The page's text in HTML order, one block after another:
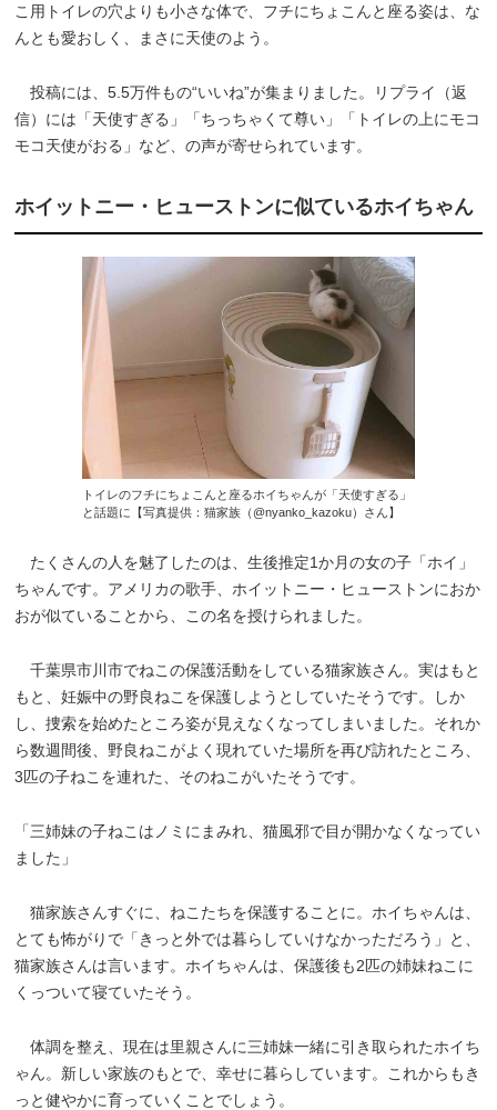
こ用トイレの穴よりも小さな体で、フチにちょこんと座る姿は、な
んとも愛おしく、まさに天使のよう。
投稿には、5.5万件もの“いいね”が集まりました。リプライ（返
信）には「天使すぎる」「ちっちゃくて尊い」「トイレの上にモコ
モコ天使がおる」など、の声が寄せられています。
ホイットニー・ヒューストンに似ているホイちゃん
トイレのフチにちょこんと座るホイちゃんが「天使すぎる」
と話題に【写真提供：猫家族（@nyanko_kazoku）さん】
たくさんの人を魅了したのは、生後推定1か月の女の子「ホイ」
ちゃんです。アメリカの歌手、ホイットニー・ヒューストンにおか
おが似ていることから、この名を授けられました。
千葉県市川市でねこの保護活動をしている猫家族さん。実はもと
もと、妊娠中の野良ねこを保護しようとしていたそうです。しか
し、捜索を始めたところ姿が見えなくなってしまいました。それか
ら数週間後、野良ねこがよく現れていた場所を再び訪れたところ、
3匹の子ねこを連れた、そのねこがいたそうです。
「三姉妹の子ねこはノミにまみれ、猫風邪で目が開かなくなってい
ました」
猫家族さんすぐに、ねこたちを保護することに。ホイちゃんは、
とても怖がりで「きっと外では暮らしていけなかっただろう」と、
猫家族さんは言います。ホイちゃんは、保護後も2匹の姉妹ねこに
くっついて寝ていたそう。
体調を整え、現在は里親さんに三姉妹一緒に引き取られたホイち
ゃん。新しい家族のもとで、幸せに暮らしています。これからもき
っと健やかに育っていくことでしょう。